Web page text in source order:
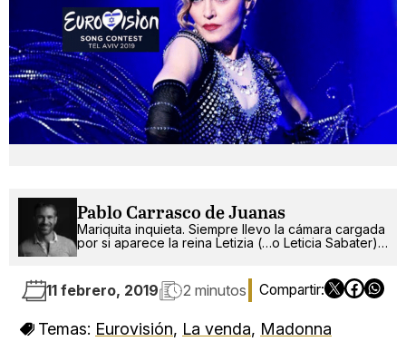
Pablo Carrasco de Juanas
Mariquita inquieta. Siempre llevo la cámara cargada
por si aparece la reina Letizia (…o Leticia Sabater).
11 febrero, 2019 2 minutos
Temas: Eurovisión, La venda, Madonna